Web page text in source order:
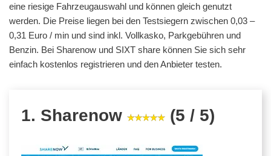
eine riesige Fahrzeugauswahl und können gleich genutzt
werden. Die Preise liegen bei den Testsiegern zwischen 0,03 –
0,31 Euro / min und sind inkl. Vollkasko, Parkgebühren und
Benzin. Bei Sharenow und SIXT share können Sie sich sehr
einfach kostenlos registrieren und den Anbieter testen.
1. Sharenow (5 / 5)